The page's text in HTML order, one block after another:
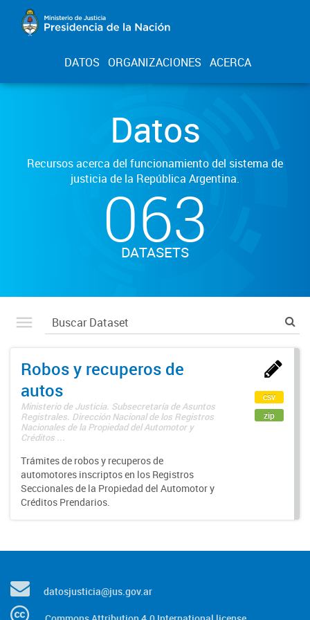
DATOS ORGANIZACIONES ACERCA
Datos
Recursos acerca del funcionamiento del sistema de
justicia de la República Argentina.
063
DATASETS
Robos y recuperos de
autos
Ministerio de Justicia. Subsecretaría de Asuntos
Registrales. Dirección Nacional de los Registros
Nacionales de la Propiedad del Automotor y
Créditos ...
Trámites de robos y recuperos de
automotores inscriptos en los Registros
Seccionales de la Propiedad del Automotor y
Créditos Prendarios.
csv
zip
datosjusticia@jus.gov.ar